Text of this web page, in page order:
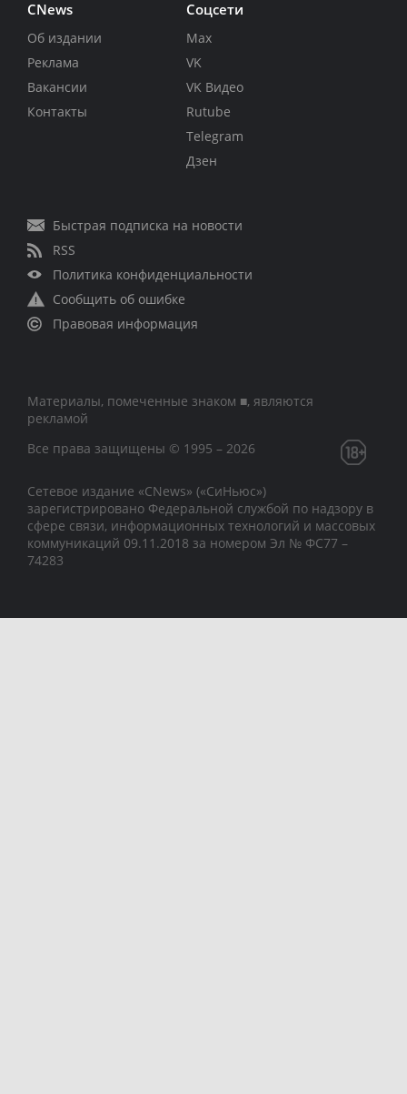
CNews
Об издании
Реклама
Вакансии
Контакты
Соцсети
Max
VK
VK Видео
Rutube
Telegram
Дзен
Быстрая подписка на новости
RSS
Политика конфиденциальности
Сообщить об ошибке
Правовая информация
Материалы, помеченные знаком ■, являются
рекламой
Все права защищены © 1995 – 2026
Сетевое издание «CNews» («СиНьюс»)
зарегистрировано Федеральной службой по надзору в
сфере связи, информационных технологий и массовых
коммуникаций 09.11.2018 за номером Эл № ФС77 –
74283